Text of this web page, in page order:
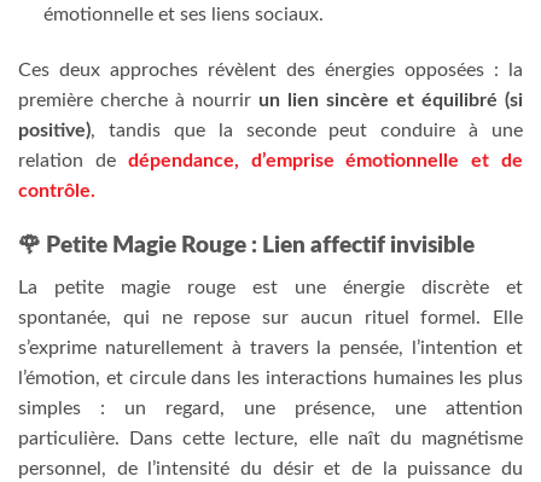
émotionnelle et ses liens sociaux.
Ces deux approches révèlent des énergies opposées : la
première cherche à nourrir un lien sincère et équilibré (si
positive), tandis que la seconde peut conduire à une
relation dedépendance, d’emprise émotionnelle et de
contrôle.
🌹 Petite Magie Rouge : Lien affectif invisible
La petite magie rouge est une énergie discrète et
spontanée, qui ne repose sur aucun rituel formel. Elle
s’exprime naturellement à travers la pensée, l’intention et
l’émotion, et circule dans les interactions humaines les plus
simples : un regard, une présence, une attention
particulière. Dans cette lecture, elle naît du magnétisme
personnel, de l’intensité du désir et de la puissance du